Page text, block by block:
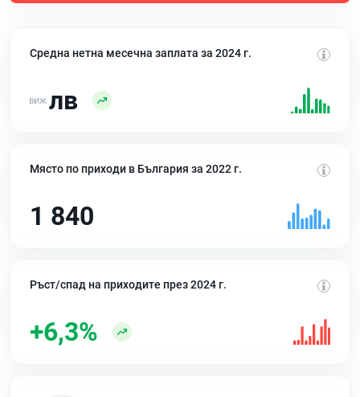
Средна нетна месечна заплата за 2024 г.
лв
Място по приходи в България за 2022 г.
1 840
Ръст/спад на приходите през 2024 г.
+6,3%